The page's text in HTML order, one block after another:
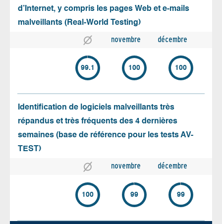
d’Internet, y compris les pages Web et e-mails
malveillants (Real-World Testing)
novembre décembre
99.1 100 100
Identification de logiciels malveillants très
répandus et très fréquents des 4 dernières
semaines (base de référence pour les tests AV-
TEST)
novembre décembre
100 99 99